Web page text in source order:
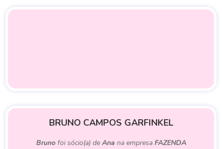
BRUNO CAMPOS GARFINKEL
Brunofoi sócio(a) de Ana na empresa FAZENDA